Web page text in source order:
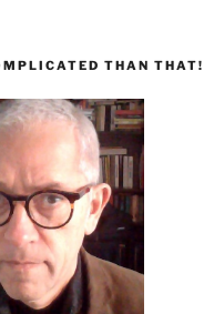
THAN THAT!